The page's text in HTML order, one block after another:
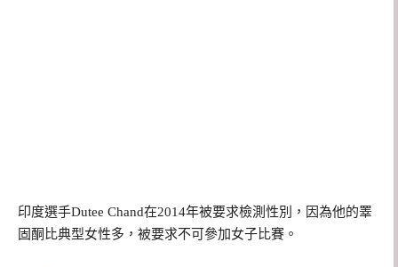
印度選手Dutee Chand在2014年被要求檢測性別，因為他的睪
固酮比典型女性多，被要求不可參加女子比賽。